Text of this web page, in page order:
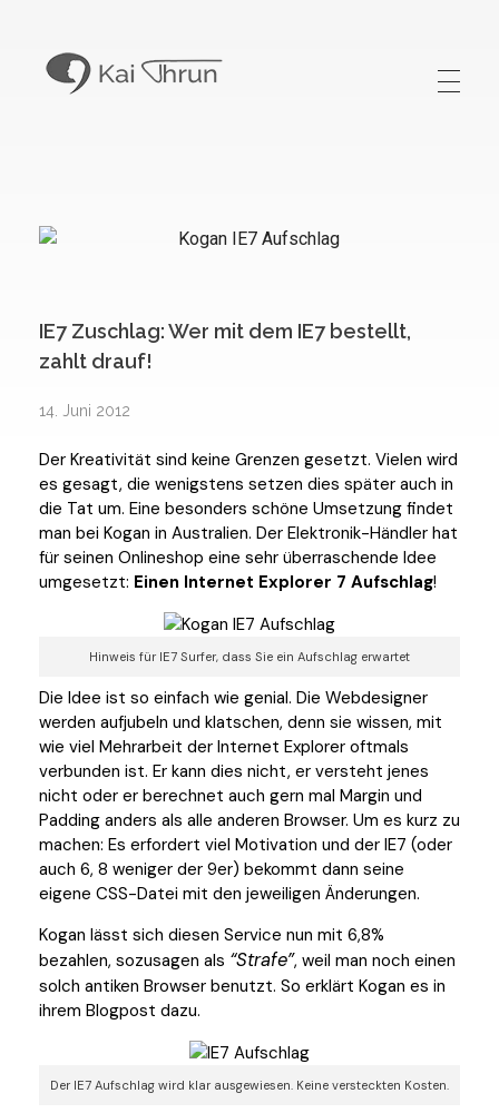
IE7 Zuschlag: Wer mit dem IE7 bestellt,
zahlt drauf!
14. Juni 2012
Der Kreativität sind keine Grenzen gesetzt. Vielen wird
es gesagt, die wenigstens setzen dies später auch in
die Tat um. Eine besonders schöne Umsetzung findet
man bei Kogan in Australien. Der Elektronik-Händler hat
für seinen Onlineshop eine sehr überraschende Idee
umgesetzt: Einen Internet Explorer 7 Aufschlag!
Hinweis für IE7 Surfer, dass Sie ein Aufschlag erwartet
Die Idee ist so einfach wie genial. Die Webdesigner
werden aufjubeln und klatschen, denn sie wissen, mit
wie viel Mehrarbeit der Internet Explorer oftmals
verbunden ist. Er kann dies nicht, er versteht jenes
nicht oder er berechnet auch gern mal Margin und
Padding anders als alle anderen Browser. Um es kurz zu
machen: Es erfordert viel Motivation und der IE7 (oder
auch 6, 8 weniger der 9er) bekommt dann seine
eigene CSS-Datei mit den jeweiligen Änderungen.
Kogan lässt sich diesen Service nun mit 6,8%
bezahlen, sozusagen als Strafe , weil man noch einen
solch antiken Browser benutzt. So erklärt Kogan es in
ihrem Blogpost dazu.
Der IE7 Aufschlag wird klar ausgewiesen. Keine versteckten Kosten.